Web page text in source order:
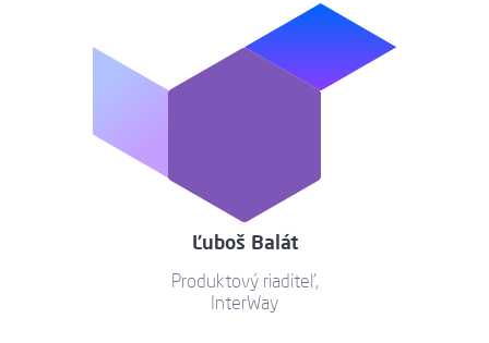
Ľuboš Balát
Produktový riaditeľ,
InterWay